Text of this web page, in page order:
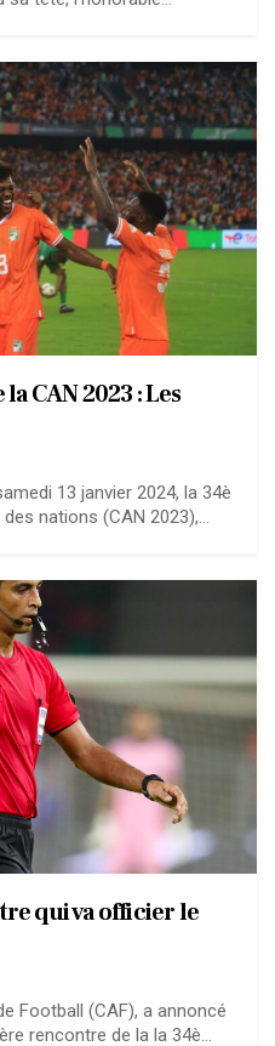
CAN 2023 : Les
13 janvier 2024, la 34è
nations (CAN 2023),…
qui va officier le
Football (CAF), a annoncé
rencontre de la la 34è…